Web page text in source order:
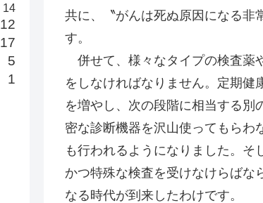
共に、〝がんは死ぬ原因になる非
す。
併せて、様々なタイプの検査薬
をしなければなりません。定期健
を増やし、次の段階に相当する
密な診断機器を沢山使ってもらわ
も行われるようになりました。
かつ特殊な検査を受けなけらばな
なる時代が到来したわけです。
14
12
17
5
1